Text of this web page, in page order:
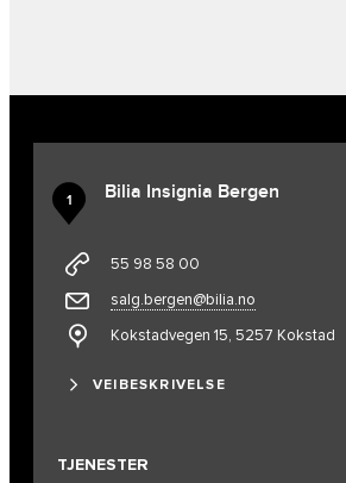
1 Bilia Insignia Bergen
55 98 58 00
salg.bergen@bilia.no
Kokstadvegen 15, 5257 Kokstad
VEIBESKRIVELSE
TJENESTER